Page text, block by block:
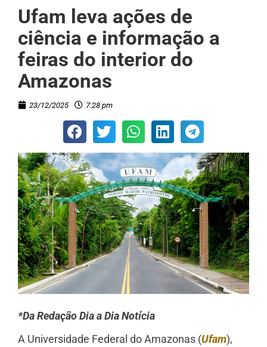
Ufam leva ações de
ciência e informação a
feiras do interior do
Amazonas
23/12/2025 7:28 pm
*Da Redação Dia a Dia Notícia
A Universidade Federal do Amazonas (Ufam),